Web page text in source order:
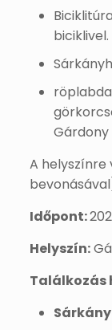
biciklivel.
A helyszínre
Időpont:
Helyszín:
Találkozás